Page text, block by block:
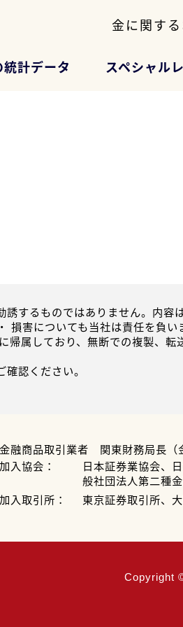
金に関す
統計データ スペシャル
するものではありません。内容
害についても当社は責任を負
属しており、無断での複製、転
確認ください。
金融商品取引業者 関東財務局長
加入協会：
日本証券業協会、
般社団法人第二種
加入取引所：
東京証券取引所、
Copyright